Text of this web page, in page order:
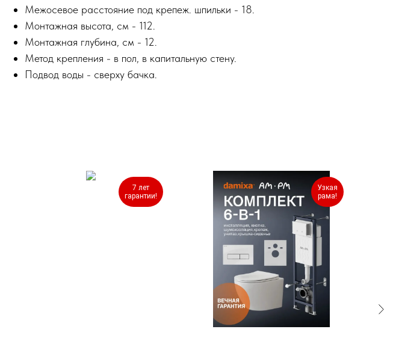
Межосевое расстояние под крепеж. шпильки - 18.
Монтажная высота, см - 112.
Монтажная глубина, см - 12.
Метод крепления - в пол, в капитальную стену.
Подвод воды - сверху бачка.
7 лет
гарантии!
Узкая
рама!